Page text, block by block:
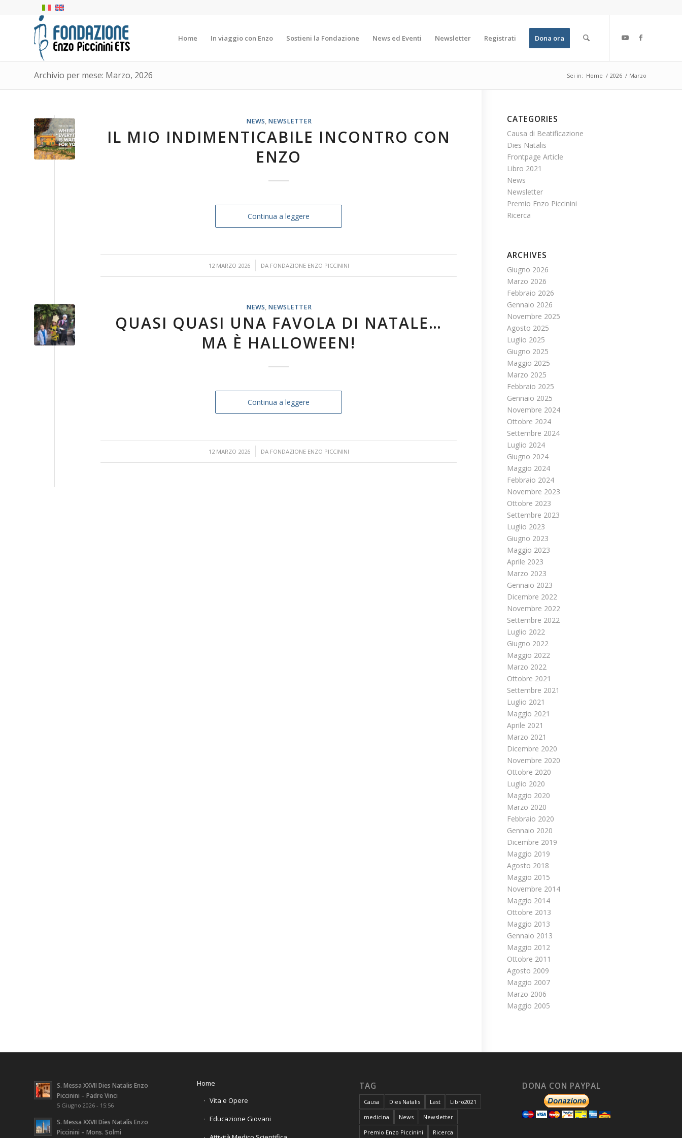
Home In viaggio con Enzo Sostieni la Fondazione News ed Eventi Newsletter Registrati Dona ora
Archivio per mese: Marzo, 2026 Sei in: Home / 2026 / Marzo
NEWS, NEWSLETTER
IL MIO INDIMENTICABILE INCONTRO CON
ENZO
Continua a leggere
12 MARZO 2026
/ DA FONDAZIONE ENZO PICCININI
NEWS, NEWSLETTER
QUASI QUASI UNA FAVOLA DI NATALE…
MA È HALLOWEEN!
Continua a leggere
12 MARZO 2026
/ DA FONDAZIONE ENZO PICCININI
CATEGORIES
Causa di Beatificazione
Dies Natalis
Frontpage Article
Libro 2021
News
Newsletter
Premio Enzo Piccinini
Ricerca
ARCHIVES
Giugno 2026
Marzo 2026
Febbraio 2026
Gennaio 2026
Novembre 2025
Agosto 2025
Luglio 2025
Giugno 2025
Maggio 2025
Marzo 2025
Febbraio 2025
Gennaio 2025
Novembre 2024
Ottobre 2024
Settembre 2024
Luglio 2024
Giugno 2024
Maggio 2024
Febbraio 2024
Novembre 2023
Ottobre 2023
Settembre 2023
Luglio 2023
Giugno 2023
Maggio 2023
Aprile 2023
Marzo 2023
Gennaio 2023
Dicembre 2022
Novembre 2022
Settembre 2022
Luglio 2022
Giugno 2022
Maggio 2022
Marzo 2022
Ottobre 2021
Settembre 2021
Luglio 2021
Maggio 2021
Aprile 2021
Marzo 2021
Dicembre 2020
Novembre 2020
Ottobre 2020
Luglio 2020
Maggio 2020
Marzo 2020
Febbraio 2020
Gennaio 2020
Dicembre 2019
Maggio 2019
Agosto 2018
Maggio 2015
Novembre 2014
Maggio 2014
Ottobre 2013
Maggio 2013
Gennaio 2013
Maggio 2012
Ottobre 2011
Agosto 2009
Maggio 2007
Marzo 2006
Maggio 2005
S. Messa XXVII Dies Natalis Enzo
Piccinini – Padre Vinci
5 Giugno 2026 - 15:56
S. Messa XXVII Dies Natalis Enzo
Piccinini – Mons. Solmi
Home
Vita e Opere
Educazione Giovani
TAG
Causa Dies Natalis Last
Libro2021
medicina
News
Newsletter
Premio Enzo Piccinini
Ricerca
DONA CON PAYPAL